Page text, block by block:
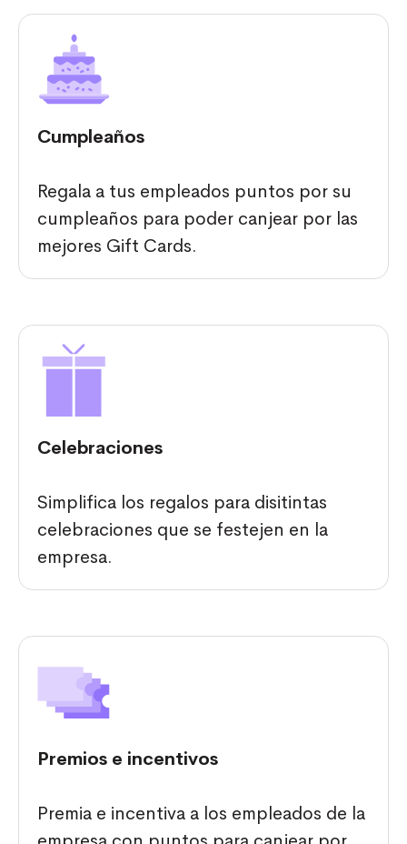
Cumpleaños
Regala a tus empleados puntos por su
cumpleaños para poder canjear por las
mejores Gift Cards.
Celebraciones
Simplifica los regalos para disitintas
celebraciones que se festejen en la
empresa.
Premios e incentivos
Premia e incentiva a los empleados de la